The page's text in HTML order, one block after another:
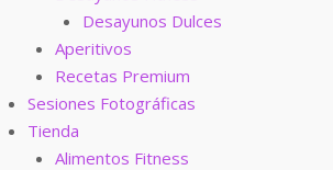
Desayunos Dulces
Aperitivos
Recetas Premium
Sesiones Fotográficas
Tienda
Alimentos Fitness